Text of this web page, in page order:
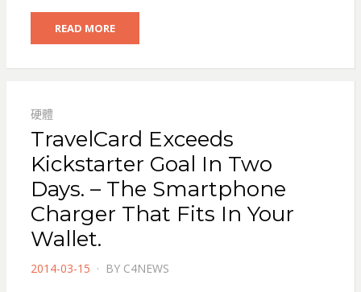
READ MORE
硬體
TravelCard Exceeds
Kickstarter Goal In Two
Days. – The Smartphone
Charger That Fits In Your
Wallet.
POSTED
2014-03-15 BY C4NEWS